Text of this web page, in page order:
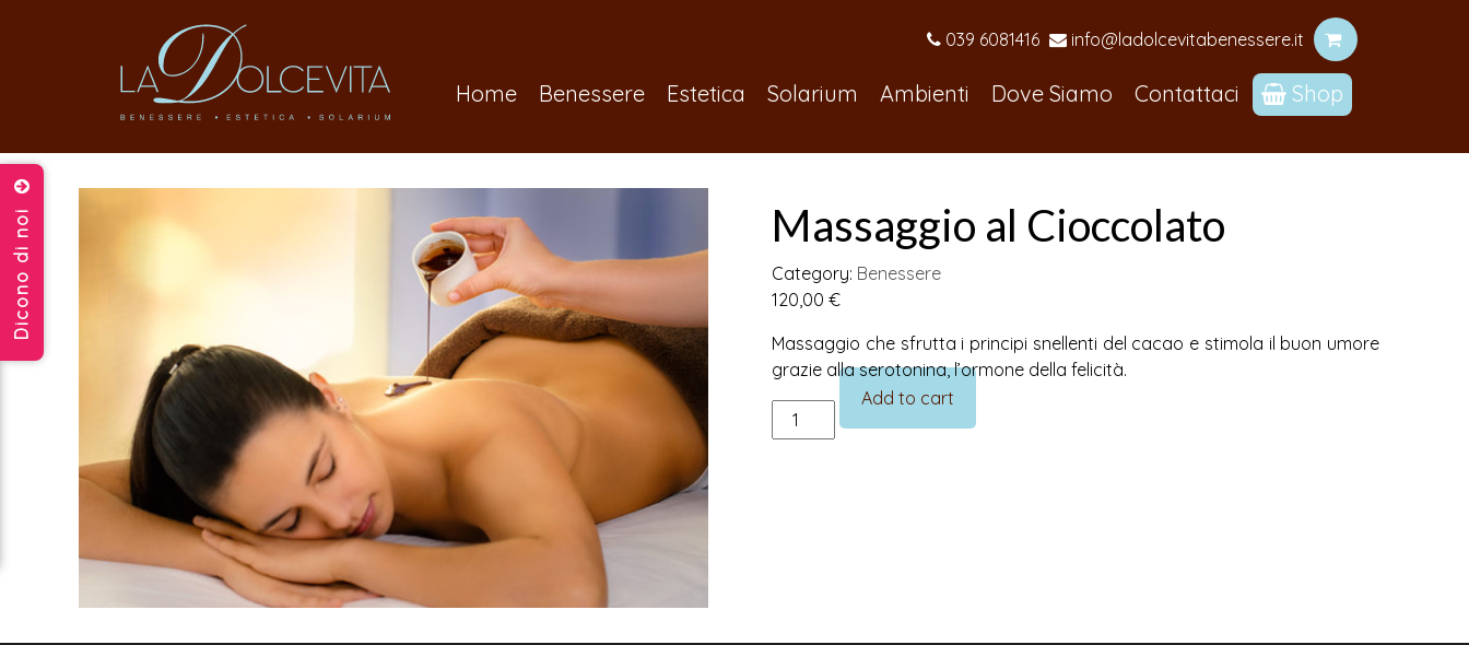
039 6081416 info@ladolcevitabenessere.it
Home Benessere Estetica Solarium Ambienti Dove Siamo Contattaci Shop
Massaggio al Cioccolato
Category: Benessere
120,00 €
Massaggio che sfrutta i principi snellenti del cacao e stimola il buon umore
grazie alla serotonina, l’ormone della felicità.
Massaggio
al
Add to cart
Dicono di noi